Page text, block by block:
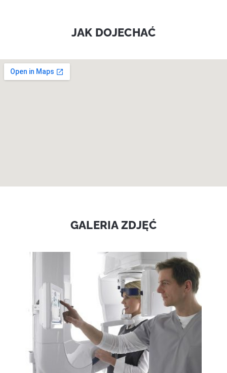
JAK DOJECHAĆ
GALERIA ZDJĘĆ